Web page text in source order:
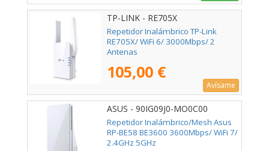
TP-LINK - RE705X
Repetidor Inalámbrico TP-Link
RE705X/ WiFi 6/ 3000Mbps/ 2
Antenas
105,00 €
Avísame
ASUS - 90IG09J0-MO0C00
Repetidor Inalámbrico/Mesh Asus
RP-BE58 BE3600 3600Mbps/ WiFi 7/
2.4GHz 5GHz